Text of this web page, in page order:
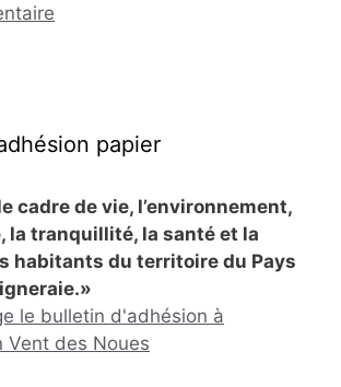
papier
cadre de vie, l’environnement,
la tranquillité, la santé et la
habitants du territoire du Pays
le bulletin d'adhésion à
Vent des Noues